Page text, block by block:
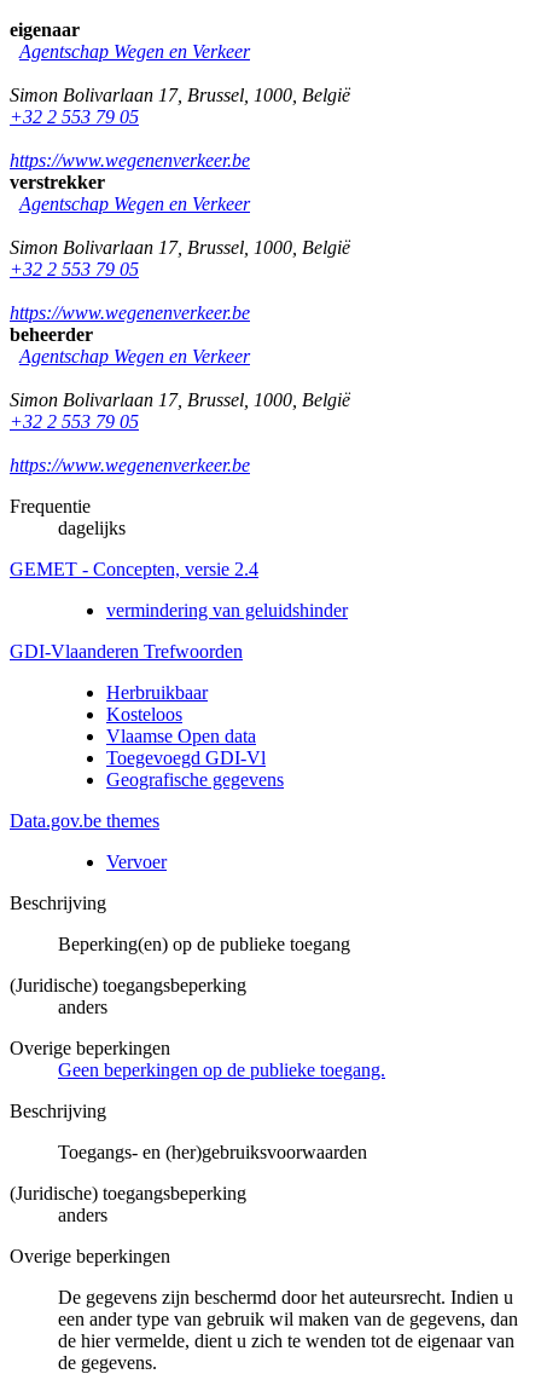
eigenaar
Agentschap Wegen en Verkeer
Simon Bolivarlaan 17, Brussel 1000 België
+32 2 553 79 05
https://www.wegenenverkeer.be
verstrekker
Agentschap Wegen en Verkeer
Simon Bolivarlaan 17, Brussel 1000 België
+32 2 553 79 05
https://www.wegenenverkeer.be
beheerder
Agentschap Wegen en Verkeer
Simon Bolivarlaan 17, Brussel 1000 België
+32 2 553 79 05
https://www.wegenenverkeer.be
Frequentie
dagelijks
GEMET - Concepten, versie 2.4
vermindering van geluidshinder
GDI-Vlaanderen Trefwoorden
Herbruikbaar
Kosteloos
Vlaamse Open data
Toegevoegd GDI-Vl
Geografische gegevens
Data.gov.be themes
Vervoer
Beschrijving
Beperking(en) op de publieke toegang
(Juridische) toegangsbeperking
anders
Overige beperkingen
Geen beperkingen op de publieke toegang.
Beschrijving
Toegangs- en (her)gebruiksvoorwaarden
(Juridische) toegangsbeperking
anders
Overige beperkingen
De gegevens zijn beschermd door het auteursrecht. Indien u
een ander type van gebruik wil maken van de gegevens, dan
de hier vermelde, dient u zich te wenden tot de eigenaar van
de gegevens.